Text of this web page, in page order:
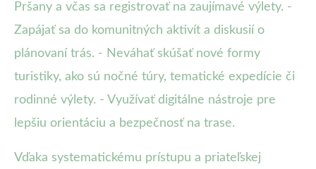
Pršany a včas sa registrovať na zaujímavé výlety. -
Zapájať sa do komunitných aktivít a diskusií o
plánovaní trás. - Neváhať skúšať nové formy
turistiky, ako sú nočné túry, tematické expedície či
rodinné výlety. - Využívať digitálne nástroje pre
lepšiu orientáciu a bezpečnosť na trase.
Vďaka systematickému prístupu a priateľskej